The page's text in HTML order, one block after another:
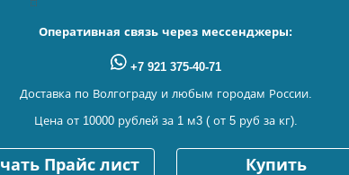
Оперативная связь через мессенджеры:
+7 921 375-40-71
Доставка по Волгограду и любым городам России.
Цена от 10000 рублей за 1 м3 ( от 5 руб за кг).
Прайс лист Купить